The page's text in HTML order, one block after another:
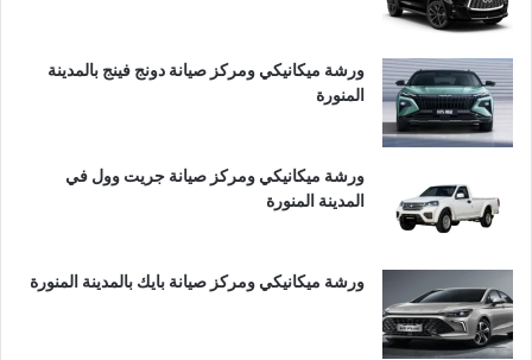
ورشة ميكانيكي ومركز صيانة دونج فينج بالمدينة
المنورة
ورشة ميكانيكي ومركز صيانة جريت وول في
المدينة المنورة
ورشة ميكانيكي ومركز صيانة بايك بالمدينة المنورة